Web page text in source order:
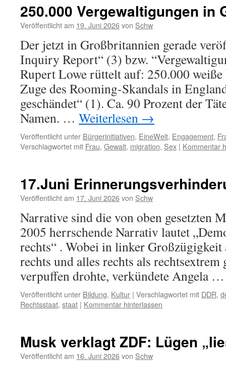
250.000 Vergewaltigungen in
Veröffentlicht am 19. Juni 2026von Schw
Der jetzt in Großbritannien gerade
Inquiry Report“ (3) bzw.
Rupert Lowe rüttelt auf: 250.000
Zuge des Rooming-Skandals in
geschändet“ (1). Ca. 90 Prozent der
Namen. … Weiterlesen →
Veröffentlicht unter Bürgerinitiativen, EineWelt, Engagement,
Verschlagwortet mit Frau, Gewalt, migration, Sex | Kommentar
17.Juni
Veröffentlicht am 17. Juni 2026von Schw
Narrative sind die von oben gesetzten
2005 herrschende Narrativ lautet
rechts“ . Wobei in linker
rechts und alles rechts als
verpuffen drohte, verkündete Angela
Veröffentlicht unter Bildung, Kultur | Verschlagwortet mit DDR,
Rechtsstaat, staat | Kommentar hinterlassen
Musk verklagt ZDF: Lügen
Veröffentlicht am 16. Juni 2026von Schw